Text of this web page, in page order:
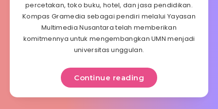
percetakan, toko buku, hotel, dan jasa pendidikan.
Kompas Gramedia sebagai pendiri melalui Yayasan
Multimedia Nusantara telah memberikan
komitmennya untuk mengembangkan UMN menjadi
universitas unggulan.
Continue reading